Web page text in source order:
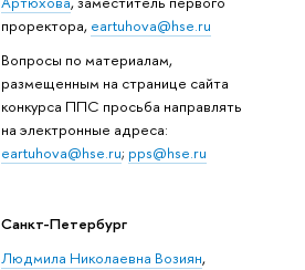
проректора, eartuhova@hse.ru
Вопросы по материалам,
размещенным на странице сайта
конкурса ППС просьба направлять
на электронные адреса:
eartuhova@hse.ru; pps@hse.ru
Санкт-Петербург
Людмила Николаевна Возиян,